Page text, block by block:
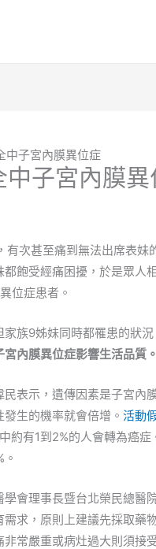
中子宮內膜異位症
子宮內膜異
次甚至痛到無法出席表
飽受經痛困擾，於是眾人
位症患者。
族9姊妹同時都罹患的狀
內膜異位症影響生活品質。
表示，遺傳因素是子宮內
生的機率就會倍增。 活動
約有1到2%的人會轉為癌症
會理事長暨台北榮民總醫
求，原則上建議先採取藥
常嚴重或病灶過大則須接